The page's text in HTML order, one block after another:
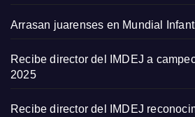
Arrasan juarenses en Mundial
Recibe director del IMDEJ a
2025
Recibe director del IMDEJ